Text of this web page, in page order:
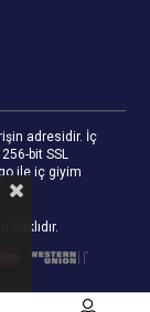
adresidir. İç
bit SSL
ile iç giyim
Saklıdır.